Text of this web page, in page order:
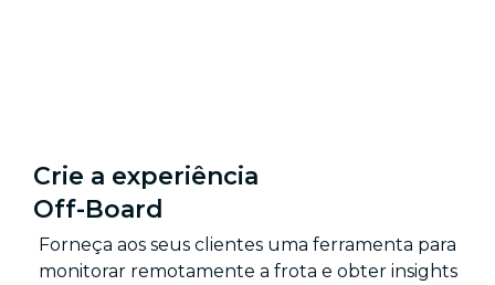
Crie a experiência
Off-Board
Forneça aos seus clientes uma ferramenta para
monitorar remotamente a frota e obter insights